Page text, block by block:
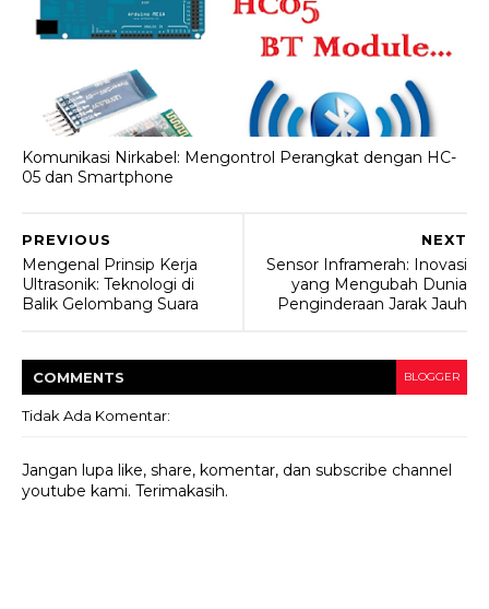
Komunikasi Nirkabel: Mengontrol Perangkat dengan HC-
05 dan Smartphone
NEXT
Sensor Inframerah: Inovasi
yang Mengubah Dunia
Penginderaan Jarak Jauh
PREVIOUS
Mengenal Prinsip Kerja
Ultrasonik: Teknologi di
Balik Gelombang Suara
COMMENTS BLOGGER
Tidak Ada Komentar:
Jangan lupa like, share, komentar, dan subscribe channel
youtube kami. Terimakasih.